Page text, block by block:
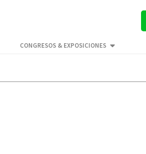
CONGRESOS & EXPOSICIONES